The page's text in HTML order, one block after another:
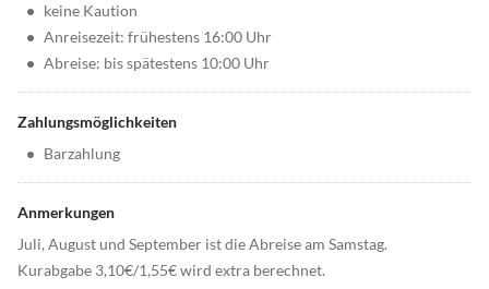
• keine Kaution
• Anreisezeit: frühestens 16:00 Uhr
• Abreise: bis spätestens 10:00 Uhr
Zahlungsmöglichkeiten
• Barzahlung
Anmerkungen
Juli, August und September ist die Abreise am Samstag.
Kurabgabe 3,10€/1,55€ wird extra berechnet.